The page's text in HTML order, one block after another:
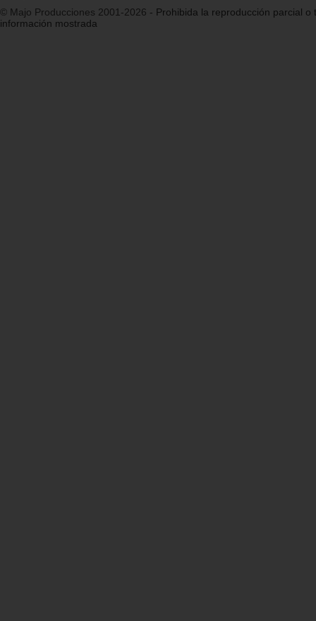
© Majo Producciones 2001-2026 - Prohibida la reproducción parcial o
información mostrada